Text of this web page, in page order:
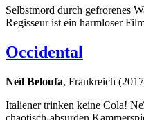
Selbstmord durch gefrorenes
Regisseur ist ein harmloser
Occidental
Neïl Beloufa, Frankreich
Italiener trinken keine Cola!
chaotisch-absurden